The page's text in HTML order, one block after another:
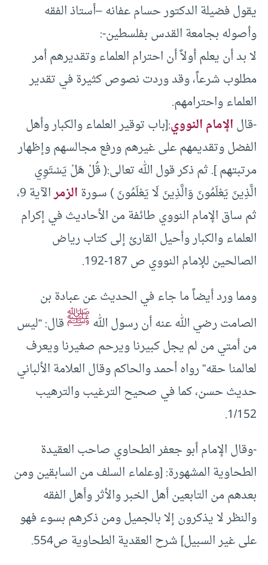
يقول فضيلة الدكتور حسام عفانه –أستاذ الفقه
وأصوله بجامعة القدس بفلسطين-:
لا بد أن يعلم أولاً أن احترام العلماء وتقديرهم أمر
مطلوب شرعاً، وقد وردت نصوص كثيرة في تقدير
العلماء واحترامهم.
-قالالإمام النووي:[باب توقير العلماء والكبار وأهل
الفضل وتقديمهم على غيرهم ورفع مجالسهم وإظهار
مرتبتهم ]. ثم ذكر قول الله تعالى:( قُلْ هَلْ يَسْتَوِي
الَّذِينَ يَعْلَمُونَ وَالَّذِينَ لَا يَعْلَمُونَ ) سـورةالزمر
الآية 9،
ثم ساق الإمام النووي طائفة من الأحاديث في إكرام
العلماء والكبار وأحيل القارئ إلى كتاب رياض
الصالحين للإمام النووي ص 187-192.
ومما ورد أيضاً ما جاء في الحديث عن عبادة بن
الصامت رضي الله عنه أن رسول اللهﷺقال: “ليس
من أمتي من لم يجل كبيرنا ويرحم صغيرنا ويعرف
لعالمنا حقه” رواه أحمد والحاكم وقال العلامة الألباني
حديث حسن، كما في صحيح الترغيب والترهيب
1/152.
-وقال الإمام أبو جعفر الطحاوي صاحب العقيدة
الطحاوية المشهورة: [وعلماء السلف من السابقين ومن
بعدهم من التابعين أهل الخبر والأثر وأهل الفقه
والنظر لا يذكرون إلا بالجميل ومن ذكرهم بسوء فهو
على غير السبيل] شرح العقدية الطحاوية ص554.